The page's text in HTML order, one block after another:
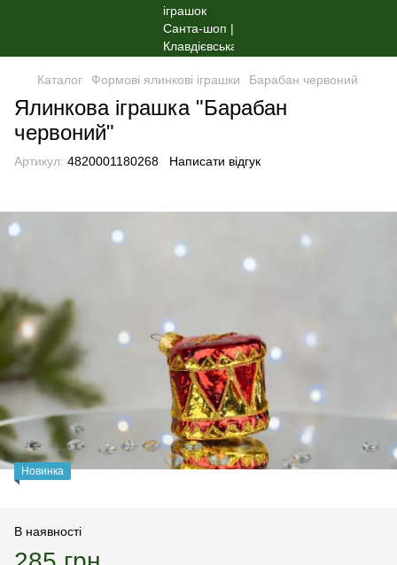
Каталог Формові ялинкові іграшки Барабан червоний
Ялинкова іграшка "Барабан
червоний"
Артикул: 4820001180268 Написати відгук
Новинка
В наявності